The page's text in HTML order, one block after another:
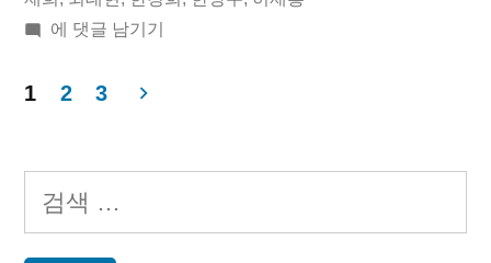
2019
01
오
에 댓글 남기기
이
1 2 3
검
색: